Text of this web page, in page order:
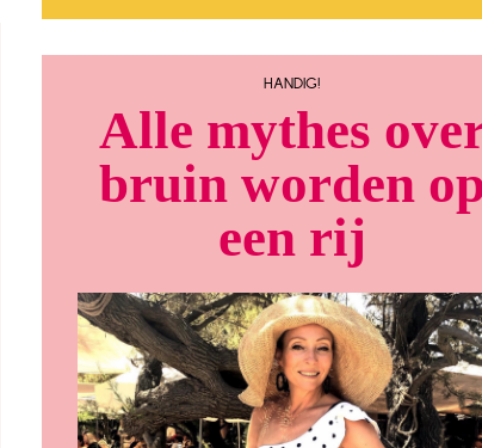
HANDIG!
Alle mythes
bruin worden
een rij